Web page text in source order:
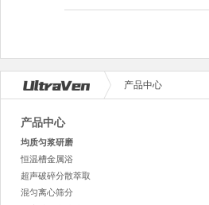
产品中心
产品中心
均质匀浆研磨
恒温槽金属浴
超声破碎分散萃取
混匀离心筛分